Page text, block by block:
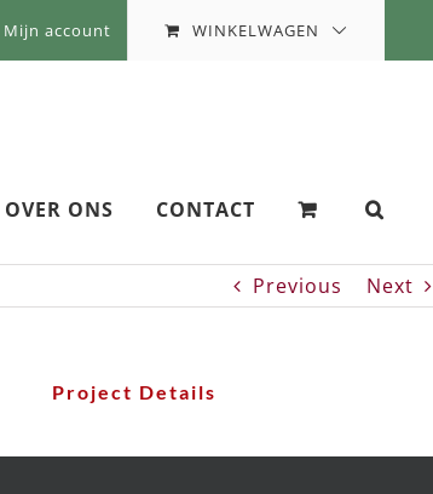
Mijn account WINKELWAGEN
OVER ONS CONTACT
Previous Next
Project Details